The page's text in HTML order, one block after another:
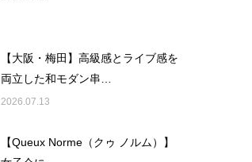
【大阪・梅田】高級感とライブ感を
両立した和モダン串…
2026.07.13
【Queux Norme（クゥ ノルム）】